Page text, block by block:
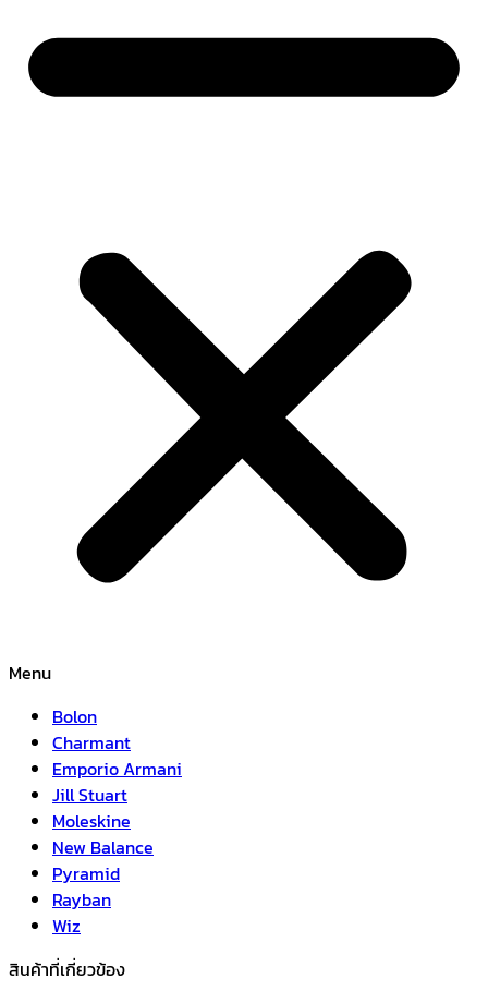
Menu
Bolon
Charmant
Emporio Armani
Jill Stuart
Moleskine
New Balance
Pyramid
Rayban
Wiz
สินค้าที่เกี่ยวข้อง